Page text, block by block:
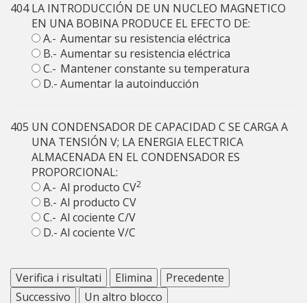
404LA INTRODUCCIÓN DE UN NUCLEO MAGNETICO
EN UNA BOBINA PRODUCE EL EFECTO DE:
A.- Aumentar su resistencia eléctrica
B.- Aumentar su resistencia eléctrica
C.- Mantener constante su temperatura
D.- Aumentar la autoinducción
405 UN CONDENSADOR DE CAPACIDAD C SE CARGA A
UNA TENSIÓN V; LA ENERGIA ELECTRICA
ALMACENADA EN EL CONDENSADOR ES
PROPORCIONAL:
A.- Al producto CV2
B.- Al producto CV
C.- Al cociente C/V
D.- Al cociente V/C